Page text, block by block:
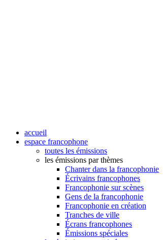
accueil
espace francophone
toutes les émissions
les émissions par thèmes
Chanter dans la francophonie
Écrivains francophones
Francophonie sur scènes
Gens de la francophonie
Francophonie en création
Tranches de ville
Écrans francophones
Émissions spéciales